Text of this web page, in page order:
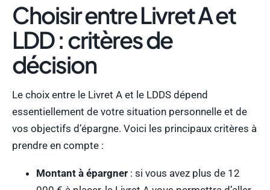
Choisir entre Livret A et
LDD : critères de
décision
Le choix entre le Livret A et le LDDS dépend
essentiellement de votre situation personnelle et de
vos objectifs d’épargne. Voici les principaux critères à
prendre en compte :
Montant à épargner : si vous avez plus de 12